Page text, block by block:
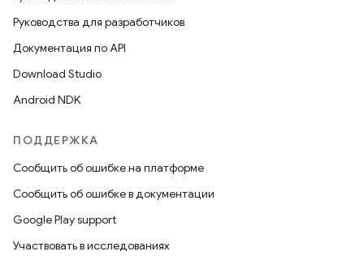
Руководства для разработчиков
Документация по API
Download Studio
Android NDK
ПОДДЕРЖКА
Сообщить об ошибке на платформе
Сообщить об ошибке в документации
Google Play support
Участвовать в исследованиях